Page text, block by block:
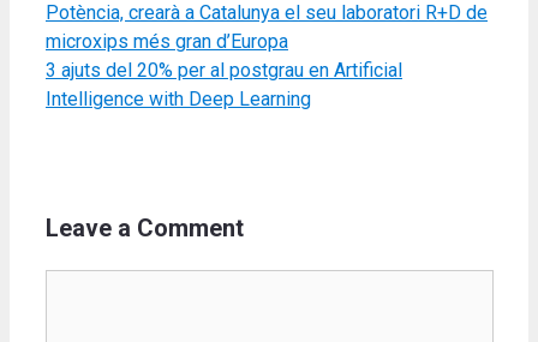
Potència, crearà a Catalunya el seu laboratori R+D de
microxips més gran d’Europa
3 ajuts del 20% per al postgrau en Artificial
Intelligence with Deep Learning
Leave a Comment